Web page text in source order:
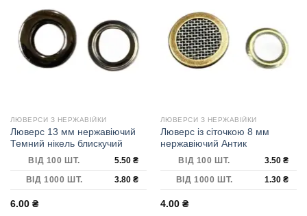
ЛЮВЕРСИ З НЕРЖАВІЙКИ
Люверс 13 мм нержавіючий
Темний нікель блискучий
ВІД 100 ШТ. 5.50₴
ВІД 1000 ШТ.
3.80₴
6.00 ₴
ЛЮВЕРСИ З НЕРЖАВІЙКИ
Люверс із сіточкою 8 мм
нержавіючий Антик
ВІД 100 ШТ. 3.50₴
ВІД 1000 ШТ.
1.30₴
4.00 ₴